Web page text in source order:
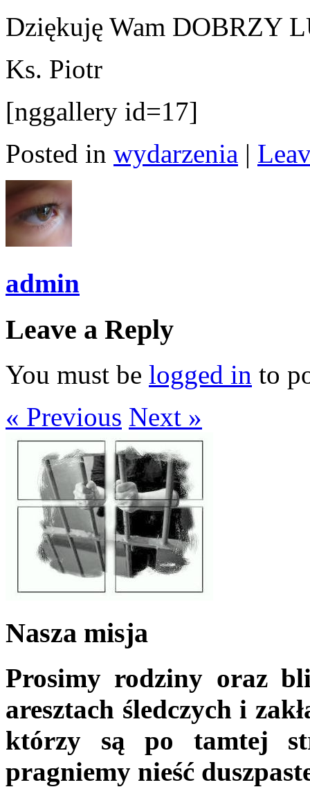
Dziękuję Wam DOBRZY
Ks. Piotr
[nggallery id=17]
Posted in wydarzenia |
admin
Leave a Reply
You must be logged in to
« Previous Next »
Nasza misja
Prosimy rodziny oraz
aresztach śledczych i
którzy są po tamtej
pragniemy nieść